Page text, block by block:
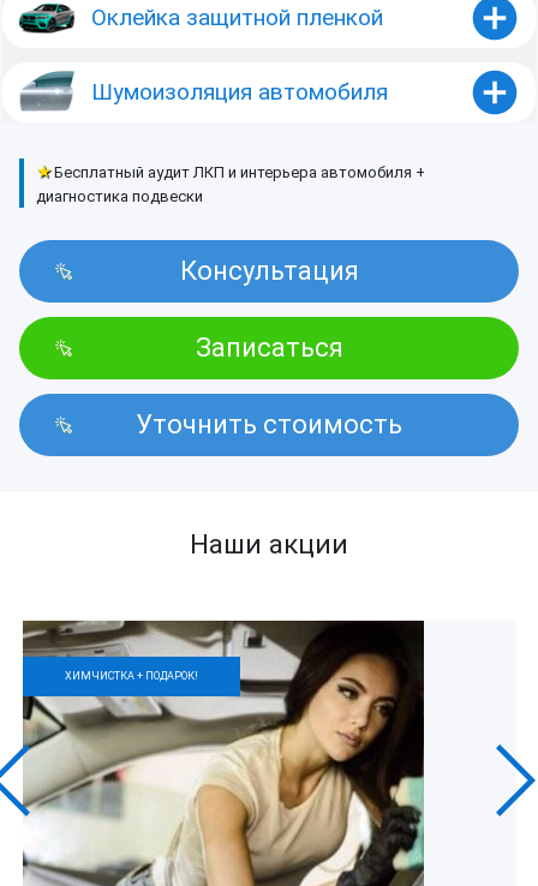
Оклейка защитной пленкой
Шумоизоляция автомобиля
★Бесплатный аудит ЛКП и интерьера автомобиля +
диагностика подвески
Консультация
Записаться
Уточнить стоимость
Наши акции
ХИМЧИСТКА + ПОДАРОК!